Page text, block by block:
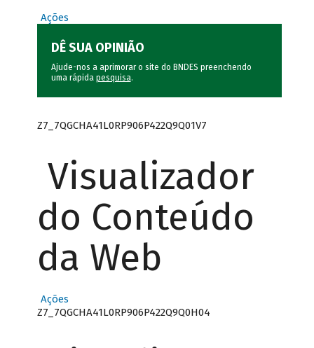
Ações
DÊ SUA OPINIÃO
Ajude-nos a aprimorar o site do BNDES preenchendo
uma rápida pesquisa.
Z7_7QGCHA41L0RP906P422Q9Q01V7
Visualizador
do Conteúdo
da Web
Ações
Z7_7QGCHA41L0RP906P422Q9Q0H04